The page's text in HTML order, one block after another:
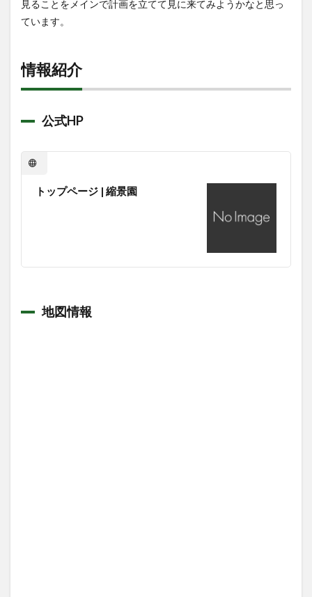
見ることをメインで計画を立てて見に来てみようかなと思っ
ています。
情報紹介
公式HP
トップページ | 縮景園
地図情報